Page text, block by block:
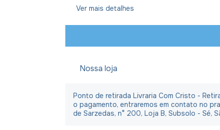
Ver mais detalhes
Nossa loja
Ponto de retirada Livraria Com Cristo -
o pagamento, entraremos em contato no
de Sarzedas, n° 200, Loja B, Subsolo - Sé,